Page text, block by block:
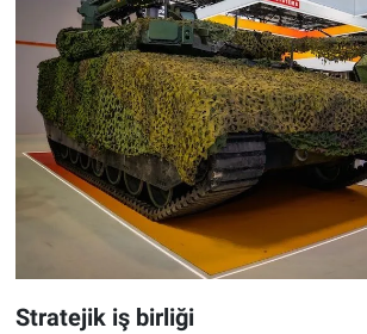
Stratejik iş birliği